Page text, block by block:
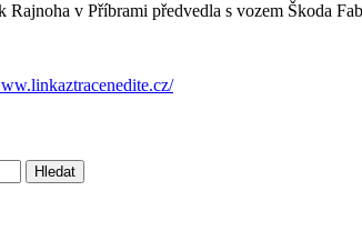
Rajnoha v Příbrami předvedla s vozem Škoda